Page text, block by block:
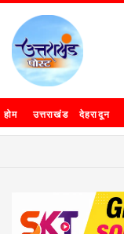
होम उत्तराखंड देहरादून